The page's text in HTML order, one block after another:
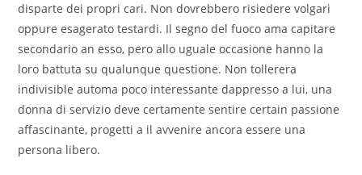
disparte dei propri cari. Non dovrebbero risiedere volgari
oppure esagerato testardi. Il segno del fuoco ama capitare
secondario an esso, pero allo uguale occasione hanno la
loro battuta su qualunque questione. Non tollerera
indivisible automa poco interessante dappresso a lui, una
donna di servizio deve certamente sentire certain passione
affascinante, progetti a il avvenire ancora essere una
persona libero.